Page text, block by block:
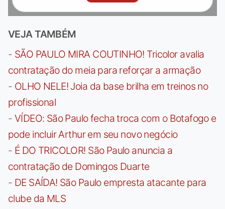
VEJA TAMBÉM
- SÃO PAULO MIRA COUTINHO! Tricolor avalia
contratação do meia para reforçar a armação
- OLHO NELE! Joia da base brilha em treinos no
profissional
- VÍDEO: São Paulo fecha troca com o Botafogo e
pode incluir Arthur em seu novo negócio
- É DO TRICOLOR! São Paulo anuncia a
contratação de Domingos Duarte
- DE SAÍDA! São Paulo empresta atacante para
clube da MLS